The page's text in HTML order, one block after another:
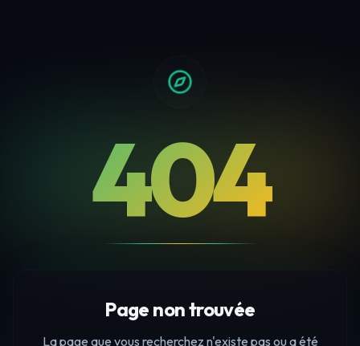
404
Page non trouvée
La page que vous recherchez n'existe pas ou a été